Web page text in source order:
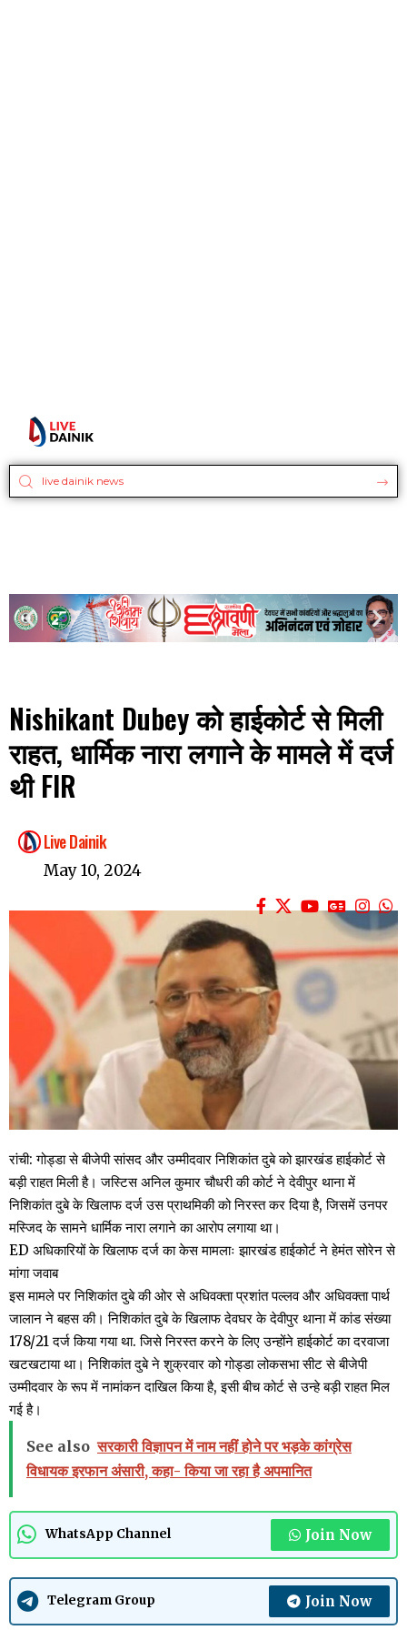
Nishikant Dubey को हाईकोर्ट से मिली
राहत, धार्मिक नारा लगाने के मामले में दर्ज
थी FIR
Live Dainik
May 10, 2024
रांची: गोड्डा से बीजेपी सांसद और उम्मीदवार निशिकांत दुबे को झारखंड हाईकोर्ट से
बड़ी राहत मिली है। जस्टिस अनिल कुमार चौधरी की कोर्ट ने देवीपुर थाना में
निशिकांत दुबे के खिलाफ दर्ज उस प्राथमिकी को निरस्त कर दिया है, जिसमें उनपर
मस्जिद के सामने धार्मिक नारा लगाने का आरोप लगाया था।
ED अधिकारियों के खिलाफ दर्ज का केस मामलाः झारखंड हाईकोर्ट ने हेमंत सोरेन से
मांगा जवाब
इस मामले पर निशिकांत दुबे की ओर से अधिवक्ता प्रशांत पल्लव और अधिवक्ता पार्थ
जालान ने बहस की। निशिकांत दुबे के खिलाफ देवघर के देवीपुर थाना में कांड संख्या
178/21 दर्ज किया गया था. जिसे निरस्त करने के लिए उन्होंने हाईकोर्ट का दरवाजा
खटखटाया था। निशिकांत दुबे ने शुक्रवार को गोड्डा लोकसभा सीट से बीजेपी
उम्मीदवार के रूप में नामांकन दाखिल किया है, इसी बीच कोर्ट से उन्हे बड़ी राहत मिल
गई है।
See also सरकारी विज्ञापन में नाम नहीं होने पर भड़के कांग्रेस
विधायक इरफान अंसारी, कहा- किया जा रहा है अपमानित
WhatsApp Channel Join Now
Telegram Group Join Now